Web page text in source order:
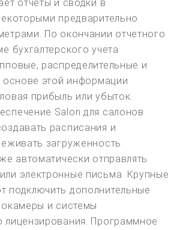
отчеты и сводки в
предварительно
По окончании отчетного
бухгалтерского учета
распределительные и
основе этой информации
прибыль или убыток.
Salon для салонов
расписания и
загруженность
автоматически отправлять
электронные письма. Крупные
подключить дополнительные
и системы
лицензирования. Программное